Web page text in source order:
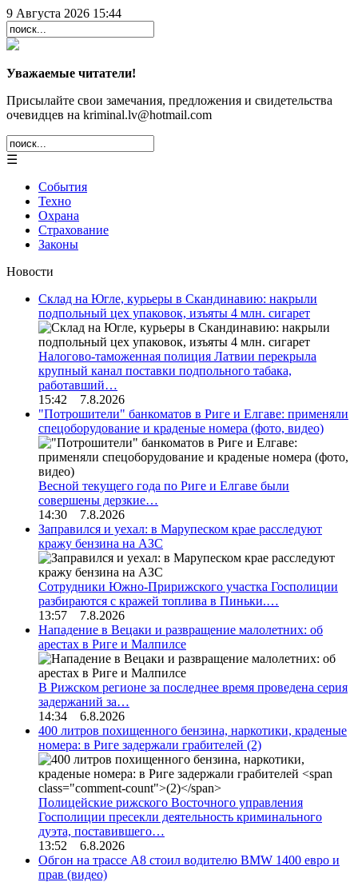
9 Августа 2026 15:44
Уважаемые читатели!
Присылайте свои замечания, предложения и свидетельства
очевидцев на kriminal.lv@hotmail.com
☰
События
Техно
Охрана
Страхование
Законы
Новости
Склад на Югле, курьеры в Скандинавию: накрыли
подпольный цех упаковок, изъяты 4 млн. сигарет
Налогово-таможенная полиция Латвии перекрыла
крупный канал поставки подпольного табака,
работавший…
15:42 7.8.2026
"Потрошители" банкоматов в Риге и Елгаве: применяли
спецоборудование и краденые номера (фото, видео)
Весной текущего года по Риге и Елгаве были
совершены дерзкие…
14:30 7.8.2026
Заправился и уехал: в Марупеском крае расследуют
кражу бензина на АЗС
Сотрудники Южно-Пририжского участка Госполиции
разбираются с кражей топлива в Пиньки.…
13:57 7.8.2026
Нападение в Вецаки и развращение малолетних: об
арестах в Риге и Малпилсе
В Рижском регионе за последнее время проведена серия
задержаний за…
14:34 6.8.2026
400 литров похищенного бензина, наркотики, краденые
номера: в Риге задержали грабителей (2)
Полицейские рижского Восточного управления
Госполиции пресекли деятельность криминального
дуэта, поставившего…
13:52 6.8.2026
Обгон на трассе А8 стоил водителю BMW 1400 евро и
прав (видео)